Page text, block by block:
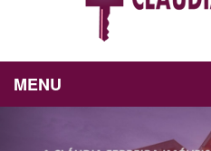
MENU